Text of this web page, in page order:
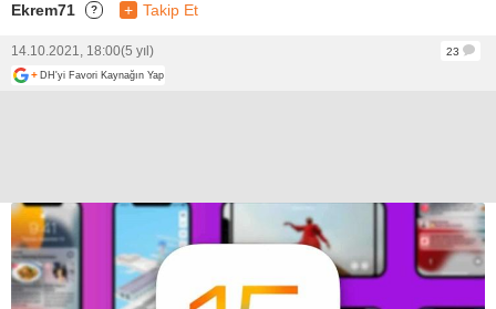
Ekrem71 ? + Takip Et
14.10.2021, 18:00(5 yıl)
23
+ DH'yi Favori Kaynağın Yap